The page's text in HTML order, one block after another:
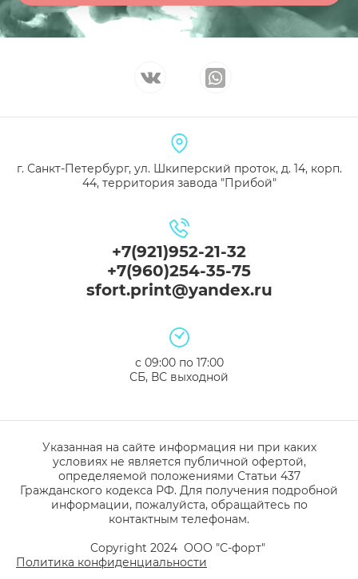
г. Санкт-Петербург, ул. Шкиперский проток, д. 14, корп.
44, территория завода "Прибой"
+7(921)952-21-32
+7(960)254-35-75
sfort.print@yandex.ru
с 09:00 по 17:00
СБ, ВС выходной
Указанная на сайте информация ни при каких
условиях не является публичной офертой,
определяемой положениями Статьи 437
Гражданского кодекса РФ. Для получения подробной
информации, пожалуйста, обращайтесь по
контактным телефонам.
Copyright 2024 ООО "С-форт"
Политика конфиденциальности